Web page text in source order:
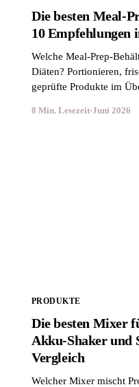
Die besten Meal-
10 Empfehlungen
Welche Meal-Prep-
Diäten? Portionieren,
geprüfte Produkte im
8 Min. Lesezeit·Juni 2026
PRODUKTE
Die besten Mixer
Akku-Shaker und
Vergleich
Welcher Mixer mischt